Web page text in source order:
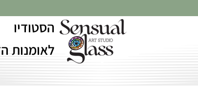
הסטודיו
לאומנות